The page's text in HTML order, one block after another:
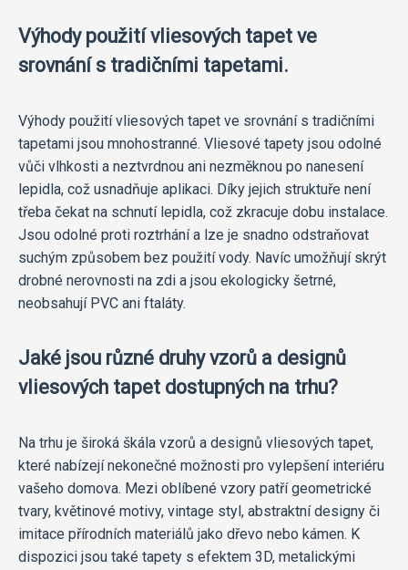
Výhody použití vliesových tapet ve
srovnání s tradičními tapetami.
Výhody použití vliesových tapet ve srovnání s tradičními
tapetami jsou mnohostranné. Vliesové tapety jsou odolné
vůči vlhkosti a neztvrdnou ani nezměknou po nanesení
lepidla, což usnadňuje aplikaci. Díky jejich struktuře není
třeba čekat na schnutí lepidla, což zkracuje dobu instalace.
Jsou odolné proti roztrhání a lze je snadno odstraňovat
suchým způsobem bez použití vody. Navíc umožňují skrýt
drobné nerovnosti na zdi a jsou ekologicky šetrné,
neobsahují PVC ani ftaláty.
Jaké jsou různé druhy vzorů a designů
vliesových tapet dostupných na trhu?
Na trhu je široká škála vzorů a designů vliesových tapet,
které nabízejí nekonečné možnosti pro vylepšení interiéru
vašeho domova. Mezi oblíbené vzory patří geometrické
tvary, květinové motivy, vintage styl, abstraktní designy či
imitace přírodních materiálů jako dřevo nebo kámen. K
dispozici jsou také tapety s efektem 3D, metalickými